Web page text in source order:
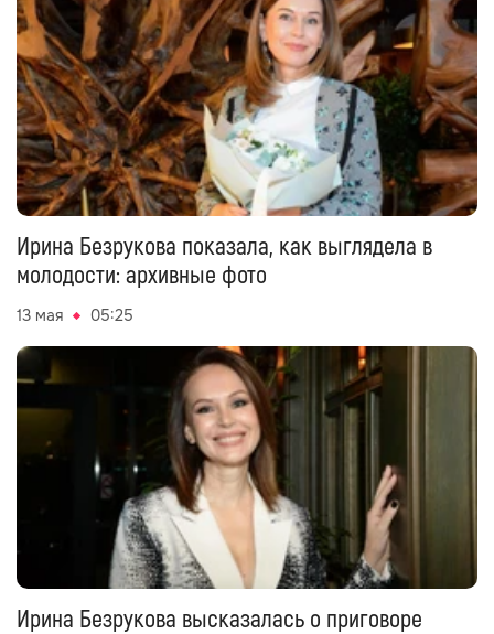
Ирина Безрукова показала, как выглядела в
молодости: архивные фото
13 мая 05:25
Ирина Безрукова высказалась о приговоре